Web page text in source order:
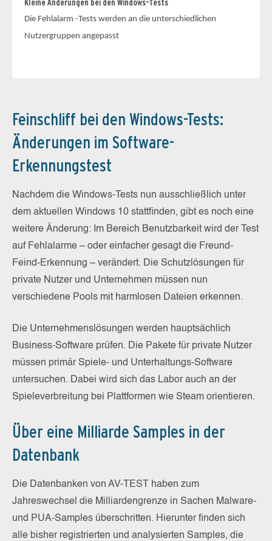
Kleine Änderungen bei den Windows-Tests
Die Fehlalarm -Tests werden an die unterschiedlichen
Nutzergruppen angepasst
Feinschliff bei den Windows-Tests:
Änderungen im Software-
Erkennungstest
Nachdem die Windows-Tests nun ausschließlich unter
dem aktuellen Windows 10 stattfinden, gibt es noch eine
weitere Änderung: Im Bereich Benutzbarkeit wird der Test
auf Fehlalarme – oder einfacher gesagt die Freund-
Feind-Erkennung – verändert. Die Schutzlösungen für
private Nutzer und Unternehmen müssen nun
verschiedene Pools mit harmlosen Dateien erkennen.
Die Unternehmenslösungen werden hauptsächlich
Business-Software prüfen. Die Pakete für private Nutzer
müssen primär Spiele- und Unterhaltungs-Software
untersuchen. Dabei wird sich das Labor auch an der
Spieleverbreitung bei Plattformen wie Steam orientieren.
Über eine Milliarde Samples in der
Datenbank
Die Datenbanken von AV-TEST haben zum
Jahreswechsel die Milliardengrenze in Sachen Malware-
und PUA-Samples überschritten. Hierunter finden sich
alle bisher registrierten und analysierten Samples, die